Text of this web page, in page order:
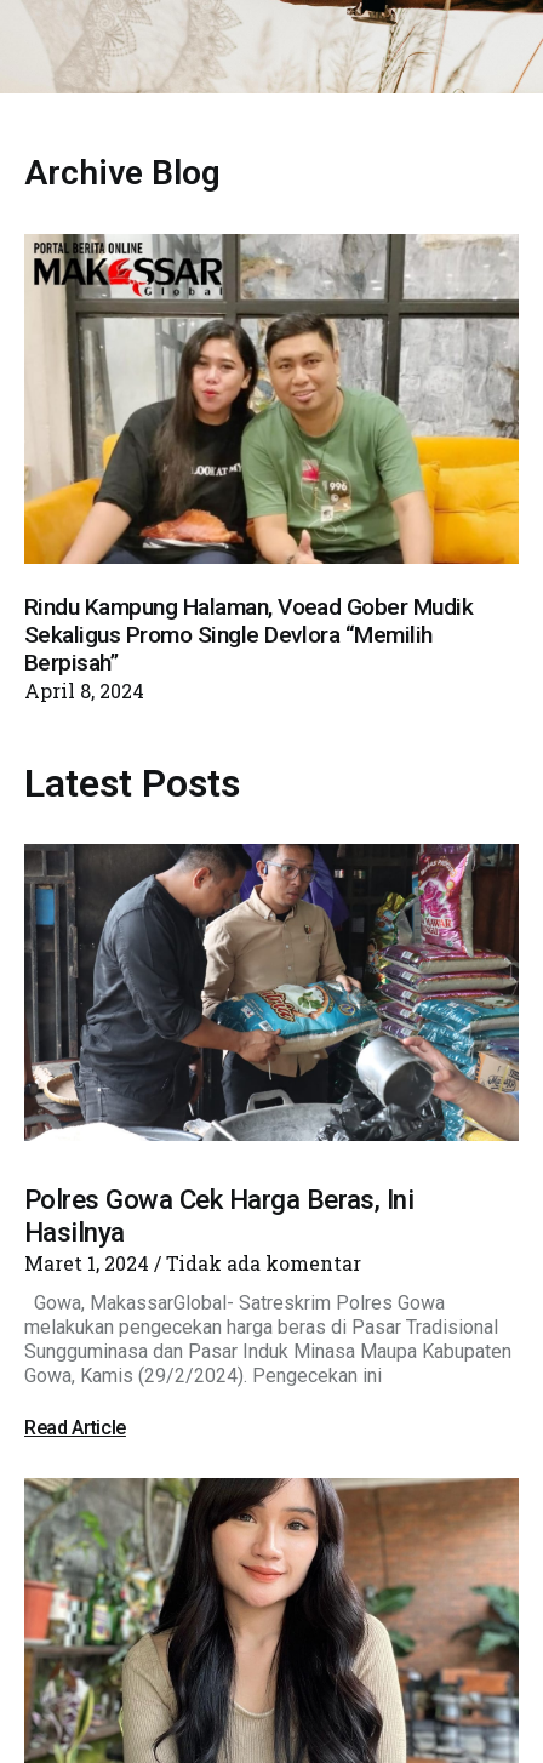
Archive Blog
Rindu Kampung Halaman, Voead Gober Mudik
Sekaligus Promo Single Devlora “Memilih
Berpisah”
April 8, 2024
Latest Posts
Polres Gowa Cek Harga Beras, Ini
Hasilnya
Maret 1, 2024 Tidak ada komentar
Gowa, MakassarGlobal- Satreskrim Polres Gowa
melakukan pengecekan harga beras di Pasar Tradisional
Sungguminasa dan Pasar Induk Minasa Maupa Kabupaten
Gowa, Kamis (29/2/2024). Pengecekan ini
Read Article